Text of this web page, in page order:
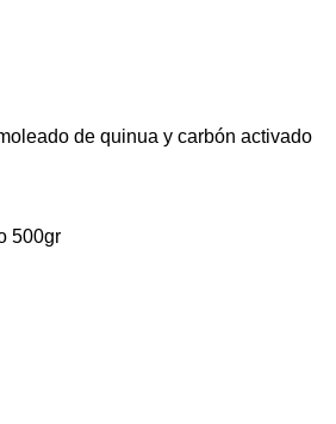
de quinua y carbón activado
500gr